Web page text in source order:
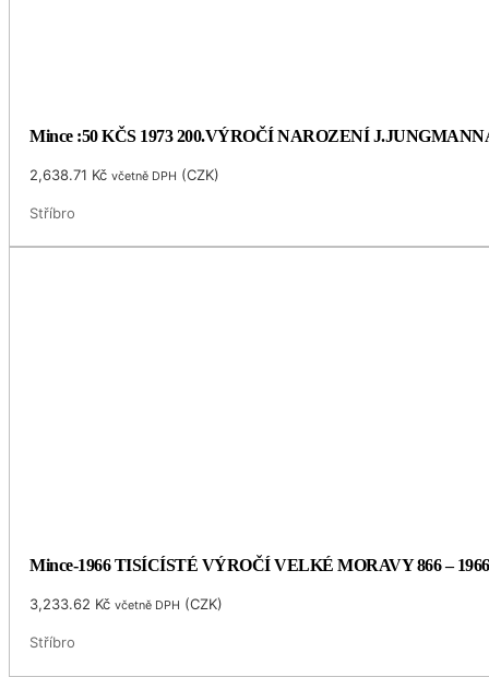
Mince :50 KČS 1973 200.VÝROČÍ NAROZENÍ
2,638.71 Kč včetně DPH (CZK)
Stříbro
Mince-1966 TISÍCÍSTÉ VÝROČÍ VELKÉ MORAVY 866 – 1966
3,233.62 Kč včetně DPH (CZK)
Stříbro